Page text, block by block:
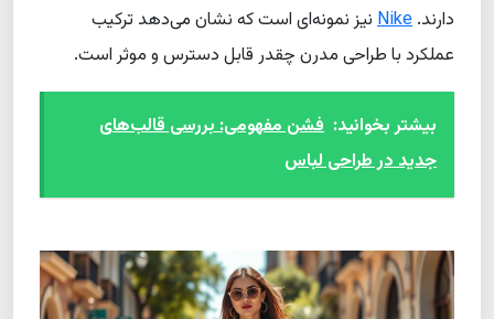
دارند.Nikeنیز نمونه‌ای است که نشان می‌دهد ترکیب
عملکرد با طراحی مدرن چقدر قابل دسترس و موثر است.
بیشتر بخوانید: فشن مفهومی: بررسی قالب‌های
جدید در طراحی لباس